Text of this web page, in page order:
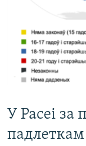
У Расеі за